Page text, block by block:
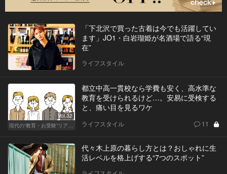
「下北沢で買った古着は今でも活躍してい
ます」JO1・白岩瑠姫が名酒場で語る“現
在”
ライフスタイル
Vol.32
現代の“教育・お受験”リアルドキュメント
都立中高一貫校なら学費も安く、高水準な
教育を受けられるけど…。安易に受検する
と、痛い目を見るワケ
ライフスタイル 11
代々木上原の暮らし方とは？おしゃれに生
活レベルを格上げする“7つのスポット”